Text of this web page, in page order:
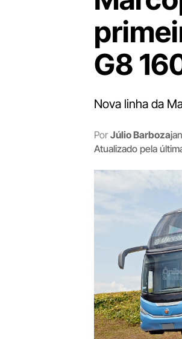
G8
Nova linha da
Por Júlio Barboza
Atualizado pela